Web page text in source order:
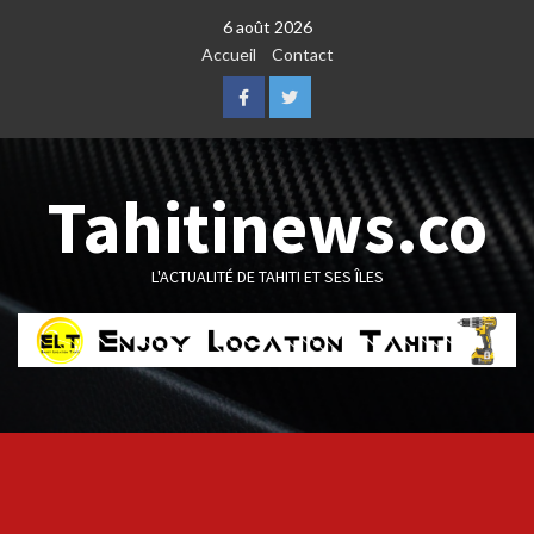
6 août 2026
Accueil
Contact
FacebookTwitter
Tahitinews.co
L'ACTUALITÉ DE TAHITI ET SES ÎLES